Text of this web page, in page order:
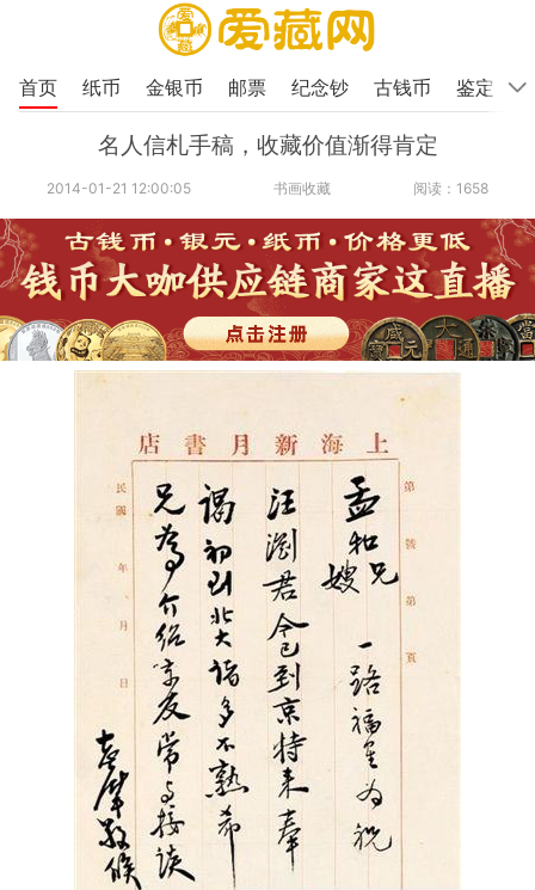
首页 纸币 金银币 邮票 纪念钞 古钱币 鉴定
名人信札手稿，收藏价值渐得肯定
2014-01-21 12:00:05 书画收藏 阅读：1658